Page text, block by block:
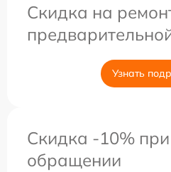
Скидка на
Узнать
Скидка -10%
обращении